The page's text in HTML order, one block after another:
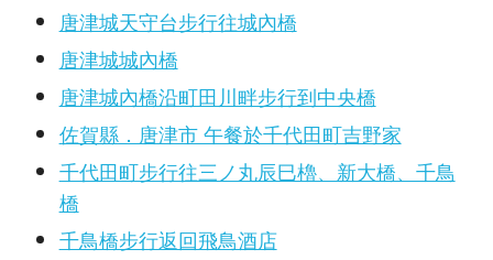
唐津城天守台步行往城內橋
唐津城城內橋
唐津城內橋沿町田川畔步行到中央橋
佐賀縣．唐津市 午餐於千代田町吉野家
千代田町步行往三ノ丸辰巳櫓、新大橋、千鳥
橋
千鳥橋步行返回飛鳥酒店